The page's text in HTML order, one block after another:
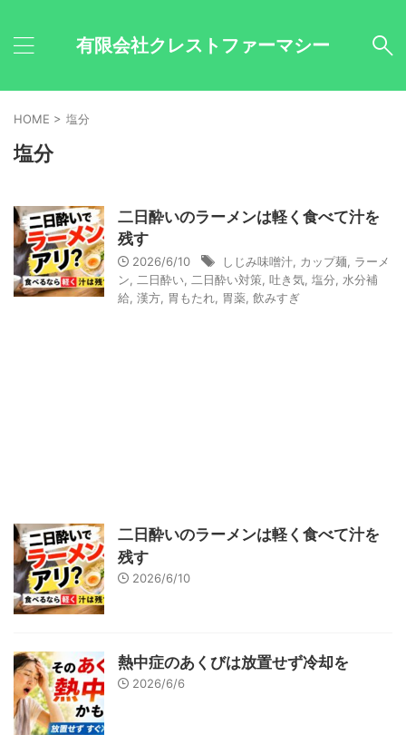
有限会社クレストファーマシー
HOME > 塩分
塩分
二日酔いのラーメンは軽く食べて汁を
残す
2026/6/10 しじみ味噌汁 カップ麺
ラーメ
ン
二日酔い 二日酔い対策 吐き気 塩分
水分補
給 漢方 胃もたれ 胃薬 飲みすぎ
二日酔いのラーメンは軽く食べて汁を
残す
2026/6/10
熱中症のあくびは放置せず冷却を
2026/6/6